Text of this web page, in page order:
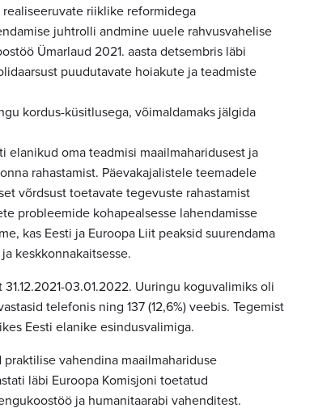
realiseeruvate riiklike reformidega
juhtrolli andmine uuele rahvusvahelise
Ümarlaud 2021. aasta detsembris läbi
puudutavate hoiakute ja teadmiste
kordus-küsitlusega, võimaldamaks jälgida
elanikud oma teadmisi maailmaharidusest ja
rahastamist. Päevakajalistele teemadele
võrdsust toetavate tegevuste rahastamist
probleemide kohapealsesse lahendamisse
kas Eesti ja Euroopa Liit peaksid suurendama
keskkonnakaitsesse.
03.01.2022. Uuringu koguvalimiks oli
telefonis ning 137 (12,6%) veebis. Tegemist
Eesti elanike esindusvalimiga.
vahendina maailmahariduse
läbi Euroopa Komisjoni toetatud
ja humanitaarabi vahenditest.